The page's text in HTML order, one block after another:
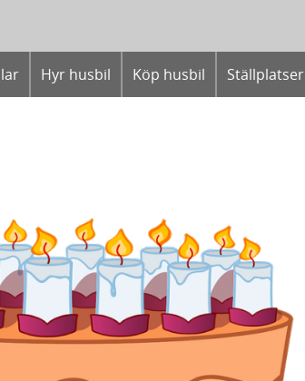
Hyr husbil Köp husbil Ställplatser